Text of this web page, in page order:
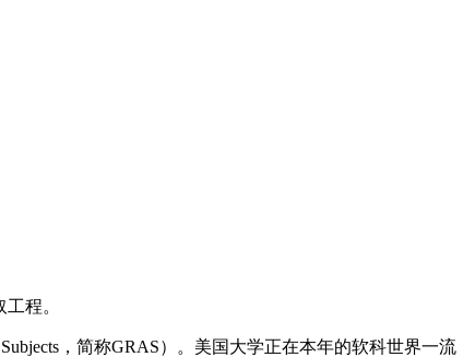
程。
，简称GRAS）。美国大学正在本年的软科世界一流